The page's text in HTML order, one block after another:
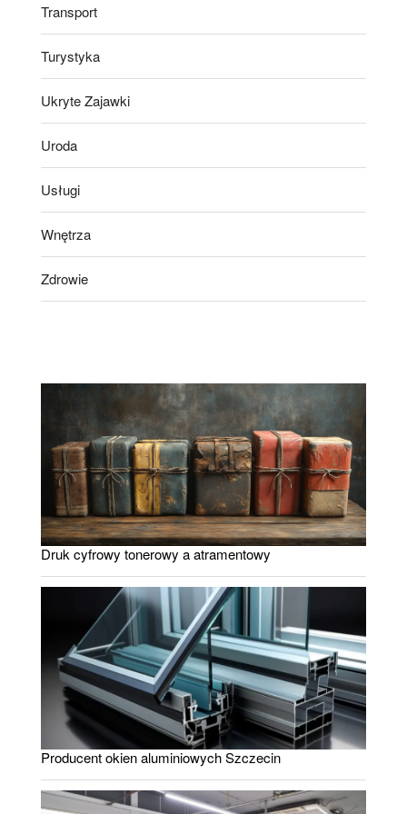
Transport
Turystyka
Ukryte Zajawki
Uroda
Usługi
Wnętrza
Zdrowie
Druk cyfrowy tonerowy a atramentowy
Producent okien aluminiowych Szczecin